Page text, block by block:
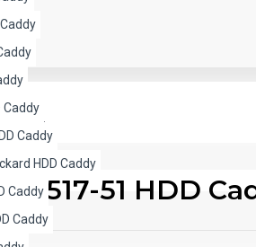
Caddy
Caddy
HDD Caddy
Caddy
Caddy
Caddy
A517-51 HDD